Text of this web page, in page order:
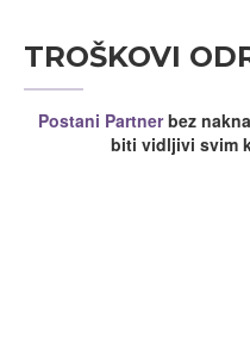
TROŠKOVI
Postani Partnerbez
biti vidljivi svim